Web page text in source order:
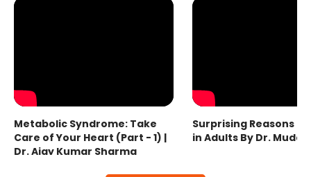
Metabolic Syndrome: Take
Care of Your Heart (Part - 1) |
Dr. Ajay Kumar Sharma
Surprising Reasons
in Adults By Dr.